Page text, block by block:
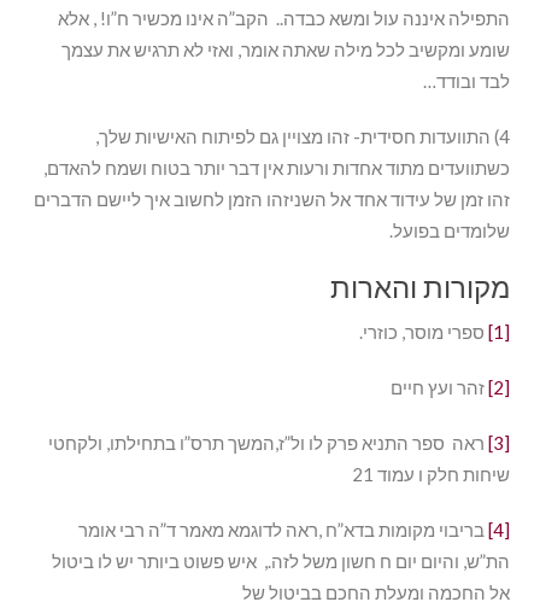
התפילה איננה עול ומשא כבדה.. הקב”ה אינו מכשיר ח”ו! , אלא
שומע ומקשיב לכל מילה שאתה אומר, ואזי לא תרגיש את עצמך
לבד ובודד…
4) התוועדות חסידית- זהו מצויין גם לפיתוח האישיות שלך,
כשתוועדים מתוד אחדות ורעות אין דבר יותר בטוח ושמח להאדם,
זהו זמן של עידוד אחד אל השניזהו הזמן לחשוב איך ליישם הדברים
שלומדים בפועל.
מקורות והארות
[1] ספרי מוסר, כוזרי.
[2] זהר ועץ חיים
[3]
ראה ספר התניא פרק לו ול”ז,המשך תרס”ו בתחילתו, ולקחטי
שיחות חלק ו עמוד 21
[4]
בריבוי מקומות בדא”ח ,ראה לדוגמא מאמר ד”ה רבי אומר
הת”ש, והיום יום ח חשון משל לזה., איש פשוט ביותר יש לו ביטול
אל החכמה ומעלת החכם בביטול של